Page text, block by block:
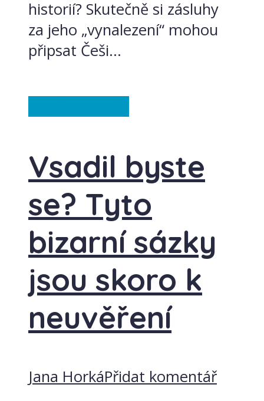
historií? Skutečně si zásluhy
za jeho „vynalezení“ mohou
připsat Češi...
Vsadil byste
se? Tyto
bizarní sázky
jsou skoro k
neuvěření
Jana HorkáPřidat komentář